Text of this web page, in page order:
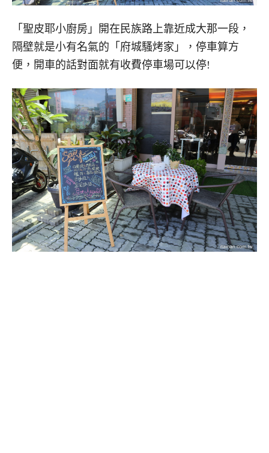
「聖皮耶小廚房」開在民族路上靠近成大那一段，
隔壁就是小有名氣的「府城騷烤家」，停車算方
便，開車的話對面就有收費停車場可以停!